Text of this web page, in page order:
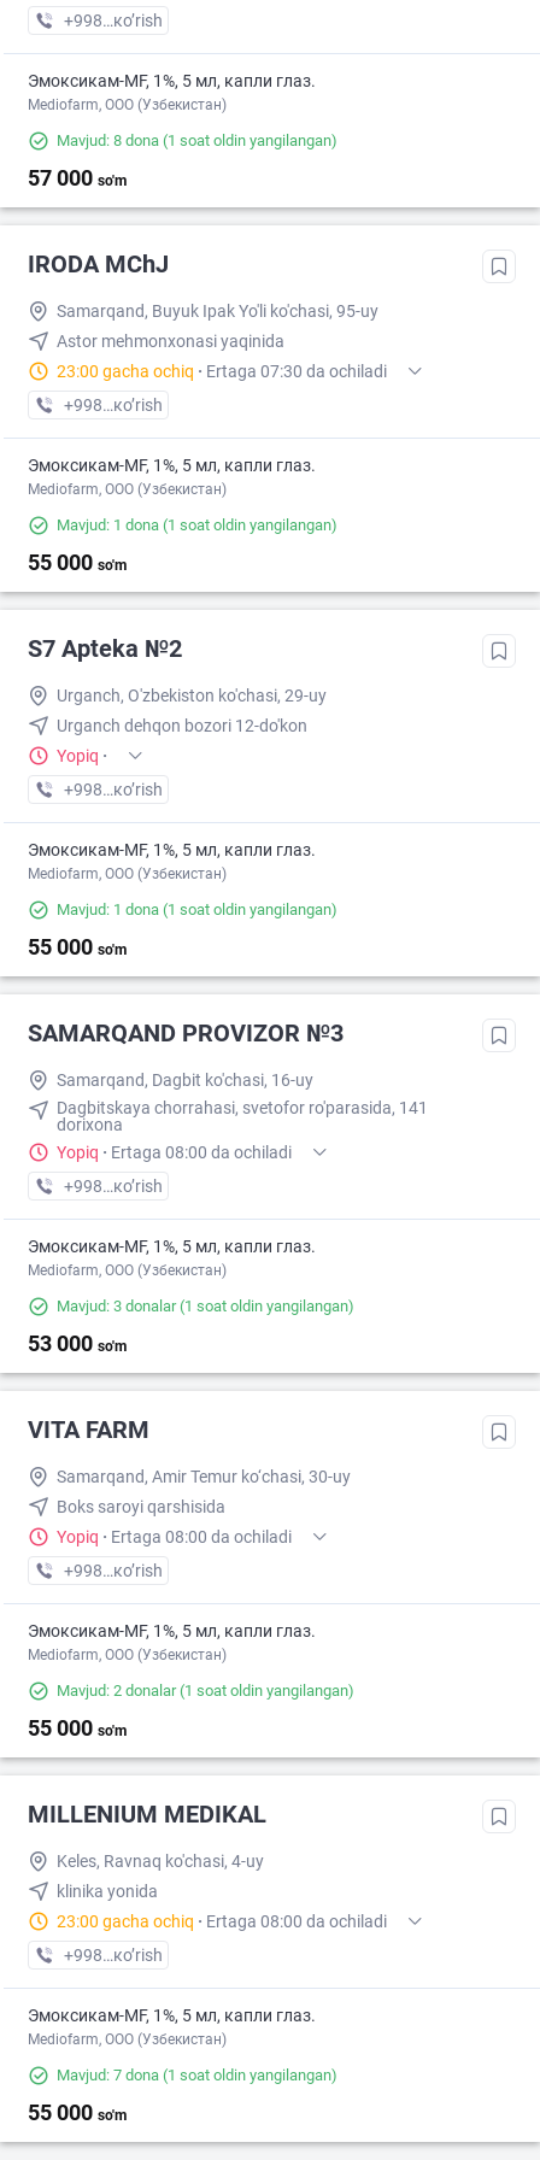
+998 (88) XXX-XX-XX
кo’rish
Эмоксикам-MF, 1%, 5 мл, капли глаз.
Mediofarm, ООО (Узбекистан)
Mavjud: 8 dona (1 soat oldin yangilangan)
57 000 so'm
IRODA MChJ
Samarqand, Buyuk Ipak Yo'li ko'chasi, 95-uy
Astor mehmonxonasi yaqinida
23:00 gacha ochiq · Ertaga 07:30 da ochiladi
+998 (66) XXX-XX-XX
кo’rish
Эмоксикам-MF, 1%, 5 мл, капли глаз.
Mediofarm, ООО (Узбекистан)
Mavjud: 1 dona (1 soat oldin yangilangan)
55 000 so'm
S7 Apteka №2
Urganch, O'zbekiston ko'chasi, 29-uy
Urganch dehqon bozori 12-do'kon
Yopiq ·
+998 (62) XXX-XX-XX
кo’rish
Эмоксикам-MF, 1%, 5 мл, капли глаз.
Mediofarm, ООО (Узбекистан)
Mavjud: 1 dona (1 soat oldin yangilangan)
55 000 so'm
SAMARQAND PROVIZOR №3
Samarqand, Dagbit ko'chasi, 16-uy
Dagbitskaya chorrahasi, svetofor ro'parasida, 141
dorixona
Yopiq · Ertaga 08:00 da ochiladi
+998 (91) XXX-XX-XX
кo’rish
Эмоксикам-MF, 1%, 5 мл, капли глаз.
Mediofarm, ООО (Узбекистан)
Mavjud: 3 donalar(1 soat oldin yangilangan)
53 000 so'm
VITA FARM
Samarqand, Amir Temur ko‘chasi, 30-uy
Boks saroyi qarshisida
Yopiq · Ertaga 08:00 da ochiladi
+998 (93) XXX-XX-XX
кo’rish
Эмоксикам-MF, 1%, 5 мл, капли глаз.
Mediofarm, ООО (Узбекистан)
Mavjud: 2 donalar(1 soat oldin yangilangan)
55 000 so'm
MILLENIUM MEDIKAL
Keles, Ravnaq ko'chasi, 4-uy
klinika yonida
23:00 gacha ochiq · Ertaga 08:00 da ochiladi
+998 (55) XXX-XX-XX
кo’rish
Эмоксикам-MF, 1%, 5 мл, капли глаз.
Mediofarm, ООО (Узбекистан)
Mavjud: 7 dona (1 soat oldin yangilangan)
55 000 so'm